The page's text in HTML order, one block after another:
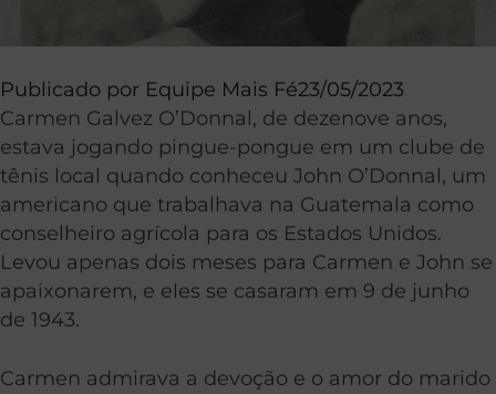
Publicado por Equipe Mais Fé23/05/2023
Carmen Galvez O’Donnal, de dezenove anos,
estava jogando pingue-pongue em um clube de
tênis local quando conheceu John O’Donnal, um
americano que trabalhava na Guatemala como
conselheiro agrícola para os Estados Unidos.
Levou apenas dois meses para Carmen e John se
apaixonarem, e eles se casaram em 9 de junho
de 1943.
Carmen admirava a devoção e o amor do marido